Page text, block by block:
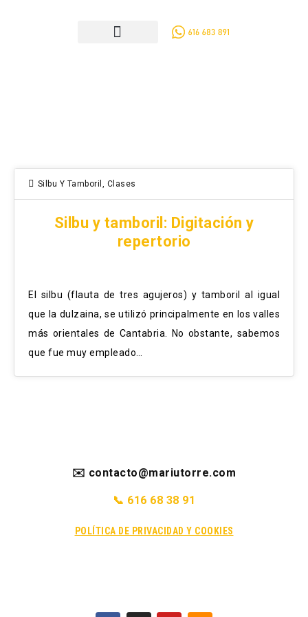
Silbu Y Tamboril , Clases
Silbu y tamboril: Digitación y
repertorio
El silbu (flauta de tres agujeros) y tamboril al igual
que la dulzaina, se utilizó principalmente en los valles
más orientales de Cantabria. No obstante, sabemos
que fue muy empleado…
✉️ contacto@mariutorre.com
📞 616 68 38 91
POLÍTICA DE PRIVACIDAD Y COOKIES